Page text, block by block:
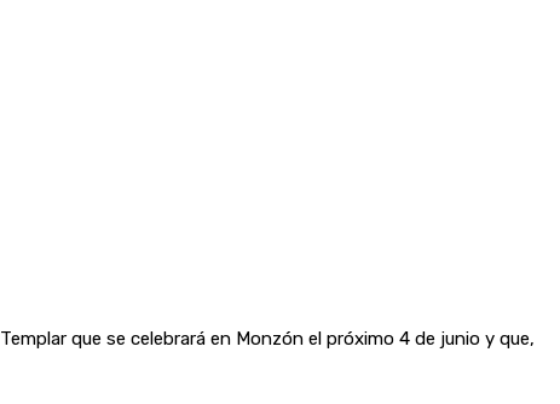
que se celebrará en Monzón el próximo 4 de junio y que,